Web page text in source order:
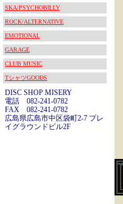
SKA/PSYCHOBILLY
ROCK/ALTERNATIVE
EMOTIONAL
GARAGE
CLUB MUSIC
TシャツGOODS
DISC SHOP MISERY
電話 082-241-0782
FAX 082-241-0782
広島県広島市中区袋町2-7 プレ
イグラウンドビル2F